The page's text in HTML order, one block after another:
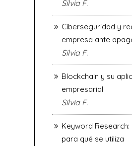
Silvia F.
Ciberseguridad y
empresa ante
Silvia F.
Blockchain y su
empresarial
Silvia F.
Keyword
para qué se utiliza